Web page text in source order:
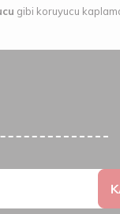
gibi koruyucu